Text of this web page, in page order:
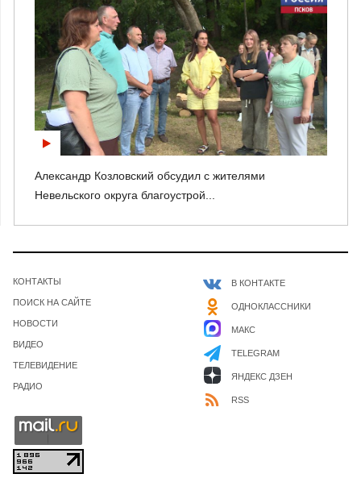
Александр Козловский обсудил с жителями
Невельского округа благоустрой...
КОНТАКТЫ
ПОИСК НА САЙТЕ
НОВОСТИ
ВИДЕО
ТЕЛЕВИДЕНИЕ
РАДИО
В КОНТАКТЕ
ОДНОКЛАССНИКИ
МАКС
TELEGRAM
ЯНДЕКС ДЗЕН
RSS